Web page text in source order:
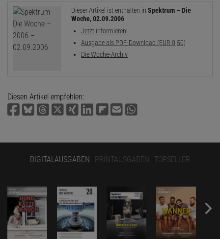
Dieser Artikel ist enthalten in Spektrum – Die
Woche, 02.09.2006
Jetzt informieren!
Ausgabe als PDF-Download (EUR 0,50)
Die Woche-Archiv
Diesen Artikel empfehlen:
DIGITALAUSGABEN PRINTAUSGABEN TOPSELLER